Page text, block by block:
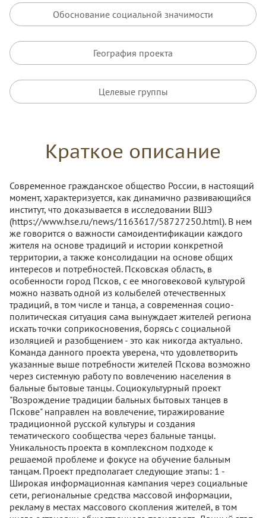
Обоснование социальной значимости
География проекта
Целевые группы
Краткое описание
Современное гражданское общество России, в настоящий
момент, характеризуется, как динамично развивающийся
институт, что доказывается в исследовании ВШЭ
(https://www.hse.ru/news/1163617/58727250.html). В нем
же говорится о важности самоидентификации каждого
жителя на основе традиций и истории конкретной
территории, а также консолидации на основе общих
интересов и потребностей. Псковская область, в
особенности город Псков, с ее многовековой культурой
можно назвать одной из колыбелей отечественных
традиций, в том числе и танца, а современная социо-
политическая ситуация сама вынуждает жителей региона
искать точки соприкосновения, борясь с социальной
изоляцией и разобщением - это как никогда актуально.
Команда данного проекта уверена, что удовлетворить
указанные выше потребности жителей Пскова возможно
через системную работу по вовлечению населения в
бальные бытовые танцы. Социокультурный проект
"Возрождение традиции бальных бытовых танцев в
Пскове" направлен на вовлечение, тиражирование
традиционной русской культуры и создания
тематического сообщества через бальные танцы.
Уникальность проекта в комплексном подходе к
решаемой проблеме и фокусе на обучение бальным
танцам. Проект предполагает следующие этапы: 1 -
Широкая информационная кампания через социальные
сети, региональные средства массовой информации,
рекламу в местах массового скопления жителей, в том